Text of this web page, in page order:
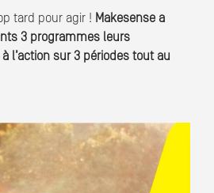
tard pour agir ! Makesense a
3 programmes leurs
l’action sur 3 périodes tout au